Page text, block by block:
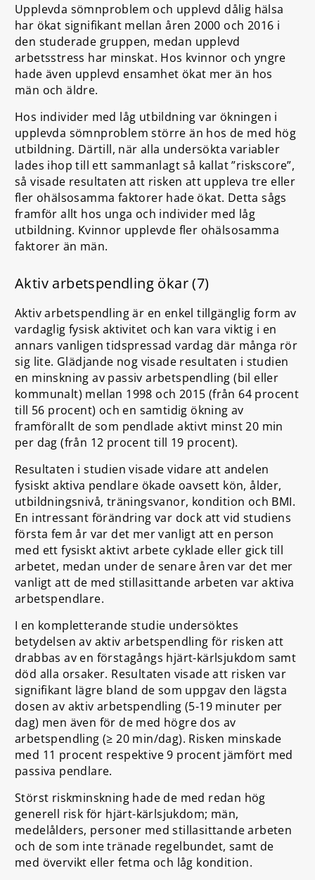
Upplevda sömnproblem och upplevd dålig hälsa
har ökat signifikant mellan åren 2000 och 2016 i
den studerade gruppen, medan upplevd
arbetsstress har minskat. Hos kvinnor och yngre
hade även upplevd ensamhet ökat mer än hos
män och äldre.
Hos individer med låg utbildning var ökningen i
upplevda sömnproblem större än hos de med hög
utbildning. Därtill, när alla undersökta variabler
lades ihop till ett sammanlagt så kallat ”riskscore”,
så visade resultaten att risken att uppleva tre eller
fler ohälsosamma faktorer hade ökat. Detta sågs
framför allt hos unga och individer med låg
utbildning. Kvinnor upplevde fler ohälsosamma
faktorer än män.
Aktiv arbetspendling ökar (7)
Aktiv arbetspendling är en enkel tillgänglig form av
vardaglig fysisk aktivitet och kan vara viktig i en
annars vanligen tidspressad vardag där många rör
sig lite. Glädjande nog visade resultaten i studien
en minskning av passiv arbetspendling (bil eller
kommunalt) mellan 1998 och 2015 (från 64 procent
till 56 procent) och en samtidig ökning av
framförallt de som pendlade aktivt minst 20 min
per dag (från 12 procent till 19 procent).
Resultaten i studien visade vidare att andelen
fysiskt aktiva pendlare ökade oavsett kön, ålder,
utbildningsnivå, träningsvanor, kondition och BMI.
En intressant förändring var dock att vid studiens
första fem år var det mer vanligt att en person
med ett fysiskt aktivt arbete cyklade eller gick till
arbetet, medan under de senare åren var det mer
vanligt att de med stillasittande arbeten var aktiva
arbetspendlare.
I en kompletterande studie undersöktes
betydelsen av aktiv arbetspendling för risken att
drabbas av en förstagångs hjärt-kärlsjukdom samt
död alla orsaker. Resultaten visade att risken var
signifikant lägre bland de som uppgav den lägsta
dosen av aktiv arbetspendling (5-19 minuter per
dag) men även för de med högre dos av
arbetspendling (≥ 20 min/dag). Risken minskade
med 11 procent respektive 9 procent jämfört med
passiva pendlare.
Störst riskminskning hade de med redan hög
generell risk för hjärt-kärlsjukdom; män,
medelålders, personer med stillasittande arbeten
och de som inte tränade regelbundet, samt de
med övervikt eller fetma och låg kondition.